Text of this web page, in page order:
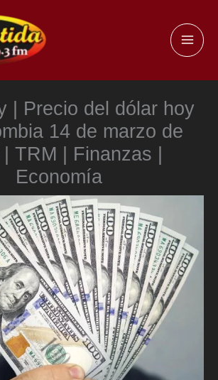
| Precio del dólar hoy
14 de marzo de
TRM | Finanzas |
Economía